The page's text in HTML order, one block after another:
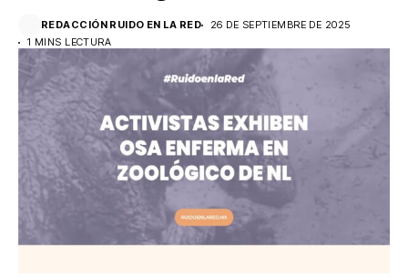
REDACCIÓN RUIDO EN LA RED
26 DE SEPTIEMBRE DE 2025
1 MINS LECTURA